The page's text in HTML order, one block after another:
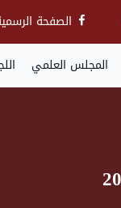
الصفحة
المجلس العلمي